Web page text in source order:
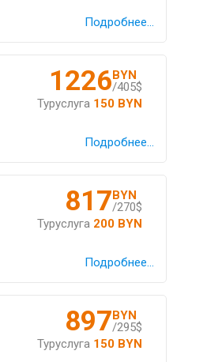
Подробнее...
1226BYN
/405$
Туруслуга 150 BYN
Подробнее...
817BYN
/270$
Туруслуга 200 BYN
Подробнее...
897BYN
/295$
Туруслуга 150 BYN